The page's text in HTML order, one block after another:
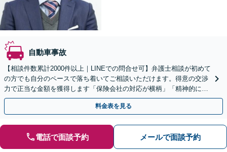
自動車事故
【相談件数累計2000件以上｜LINEでの問合せ可】弁護士相談が初めて
の方でも自分のペースで落ち着いてご相談いただけます。得意の交渉
力で正当な金額を獲得します「保険会社の対応が横柄」「精神的に辛
い」等疑問を感じたらご相談を【近鉄奈良駅５分】
料金表を見る
電話で面談予約 メールで面談予約